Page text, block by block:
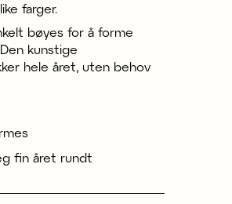
farger.
bøyes for å forme
kunstige
hele året, uten behov
fin året rundt